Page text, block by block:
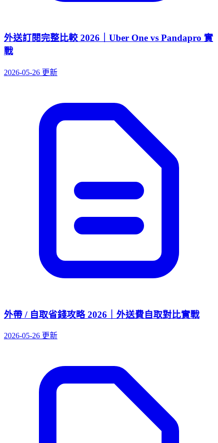
外送訂閱完整比較 2026｜Uber One vs Pandapro 實
戰
2026-05-26 更新
外帶 / 自取省錢攻略 2026｜外送費自取對比實戰
2026-05-26 更新